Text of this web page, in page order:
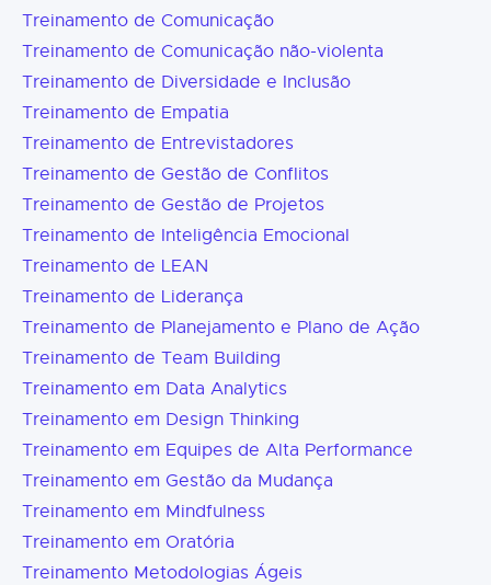
Treinamento de Comunicação
Treinamento de Comunicação não-violenta
Treinamento de Diversidade e Inclusão
Treinamento de Empatia
Treinamento de Entrevistadores
Treinamento de Gestão de Conflitos
Treinamento de Gestão de Projetos
Treinamento de Inteligência Emocional
Treinamento de LEAN
Treinamento de Liderança
Treinamento de Planejamento e Plano de Ação
Treinamento de Team Building
Treinamento em Data Analytics
Treinamento em Design Thinking
Treinamento em Equipes de Alta Performance
Treinamento em Gestão da Mudança
Treinamento em Mindfulness
Treinamento em Oratória
Treinamento Metodologias Ágeis